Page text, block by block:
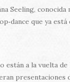
Seeling,
que ya
están a la vuelta